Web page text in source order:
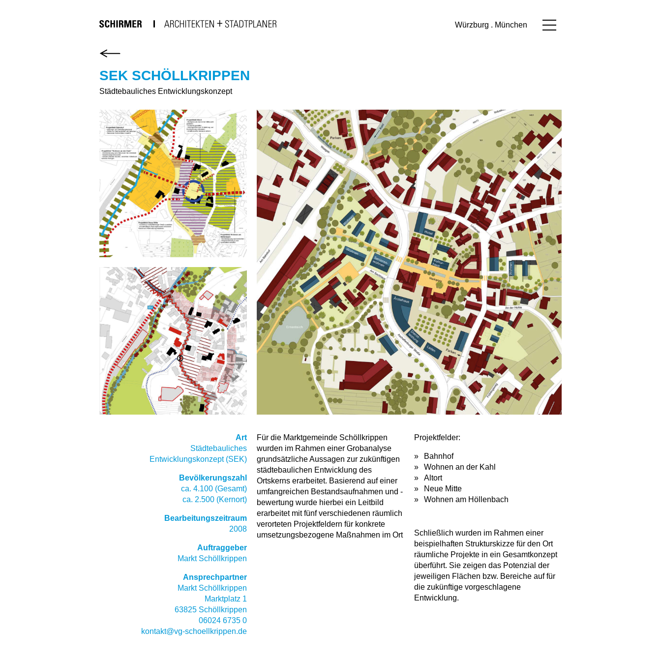
Würzburg . München
SEK SCHÖLLKRIPPEN
Städtebauliches Entwicklungskonzept
Für die Marktgemeinde Schöllkrippen
wurden im Rahmen einer Grobanalyse
grundsätzliche Aussagen zur zukünftigen
städtebaulichen Entwicklung des
Ortskerns erarbeitet. Basierend auf einer
umfangreichen Bestandsaufnahmen und -
bewertung wurde hierbei ein Leitbild
erarbeitet mit fünf verschiedenen räumlich
verorteten Projektfeldern für konkrete
umsetzungsbezogene Maßnahmen im Ort
Projektfelder:
Bahnhof
Wohnen an der Kahl
Altort
Neue Mitte
Wohnen am Höllenbach
Schließlich wurden im Rahmen einer
beispielhaften Strukturskizze für den Ort
räumliche Projekte in ein Gesamtkonzept
überführt. Sie zeigen das Potenzial der
jeweiligen Flächen bzw. Bereiche auf für
die zukünftige vorgeschlagene
Entwicklung.
Art
Städtebauliches
Entwicklungskonzept (SEK)
Bevölkerungszahl
ca. 4.100 (Gesamt)
ca. 2.500 (Kernort)
Bearbeitungszeitraum
2008
Auftraggeber
Markt Schöllkrippen
Ansprechpartner
Markt Schöllkrippen
Marktplatz 1
63825 Schöllkrippen
06024 6735 0
kontakt@vg-schoellkrippen.de